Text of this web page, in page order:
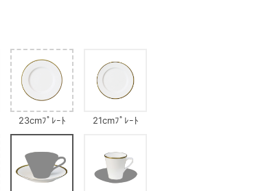
23cmﾌﾟﾚｰﾄ 21cmﾌﾟﾚｰﾄ